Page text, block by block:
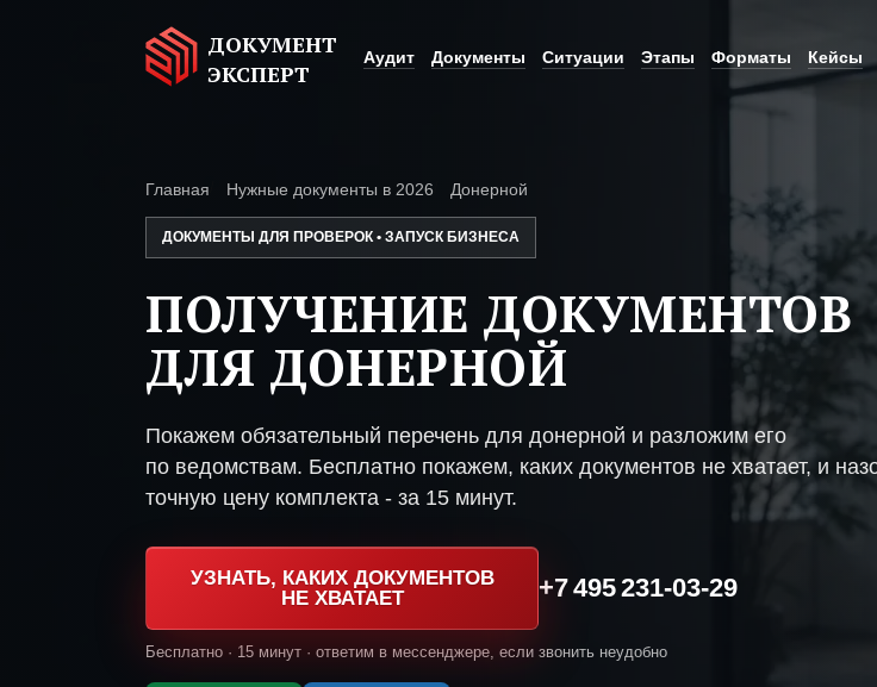
ДОКУМЕНТ
ЭКСПЕРТ
Аудит Документы Ситуации Этапы Форматы Кейсы
Главная Нужные документы в 2026 Донерной
ДОКУМЕНТЫ ДЛЯ ПРОВЕРОК • ЗАПУСК БИЗНЕСА
ПОЛУЧЕНИЕ ДОКУМЕНТОВ
ДЛЯ ДОНЕРНОЙ
Покажем обязательный перечень для донерной и разложим его
по ведомствам. Бесплатно покажем, каких документов не хватает, и
точную цену комплекта - за 15 минут.
УЗНАТЬ, КАКИХ ДОКУМЕНТОВ
НЕ ХВАТАЕТ
+7 495 231-03-29
Бесплатно · 15 минут · ответим в мессенджере, если звонить неудобно